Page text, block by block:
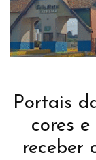
Portais
cores
receber